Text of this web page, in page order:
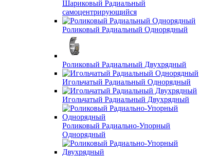
Шариковый Радиальный
самоцентрирующийся
Роликовый Радиальный Однорядный
Роликовый Радиальный Двухрядный
Игольчатый Радиальный Однорядный
Игольчатый Радиальный Двухрядный
Роликовый Радиально-Упорный
Однорядный